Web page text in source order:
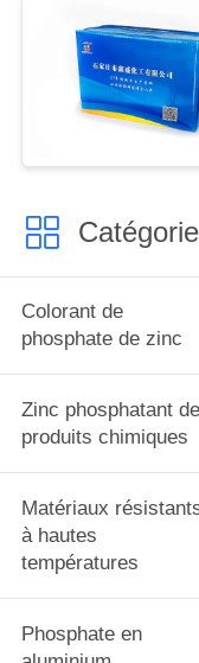
Colorant de
phosphate de zinc
Zinc phosphatant
produits chimiques
Matériaux
à hautes
températures
Phosphate en